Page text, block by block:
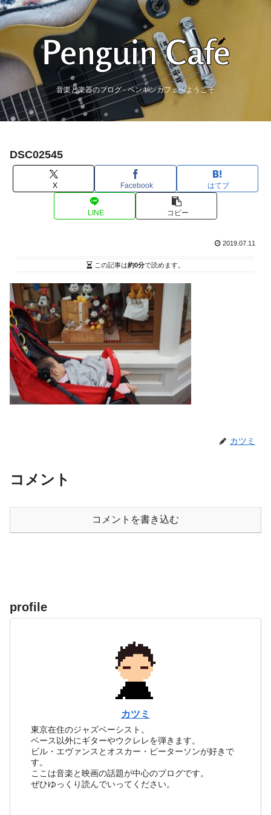
音楽と楽器のブログ - ペンギンカフェへようこそ
DSC02545
X Facebook はてブ
LINE コピー
2019.07.11
この記事は約0分で読めます。
カツミ
コメント
コメントを書き込む
profile
カツミ
東京在住のジャズベーシスト。
ベース以外にギターやウクレレを弾きます。
ビル・エヴァンスとオスカー・ピーターソンが好きで
す。
ここは音楽と映画の話題が中心のブログです。
ぜひゆっくり読んでいってください。